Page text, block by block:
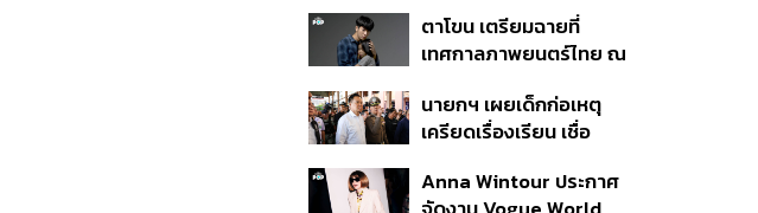
แรก หนุนรายได้ครึ่งปีทะลุ
3.2 แสนล้าน
ตาโขน เตรียมฉายที่
เทศกาลภาพยนตร์ไทย ณ
นายกฯ เผยเด็กก่อเหตุ
เครียดเรื่องเรียน เชื่อ
กระสุนอีกกว่า 30 นัด หาก
Anna Wintour ประกาศ